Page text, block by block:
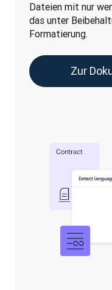
Dateien mit nur
das unter
Formatierung.
Zur